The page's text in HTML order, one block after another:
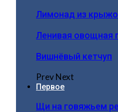
Лимонад из
Ленивая овощная
Вишнёвый кетчуп
PrevNext
Первое
Щи на говяжьем